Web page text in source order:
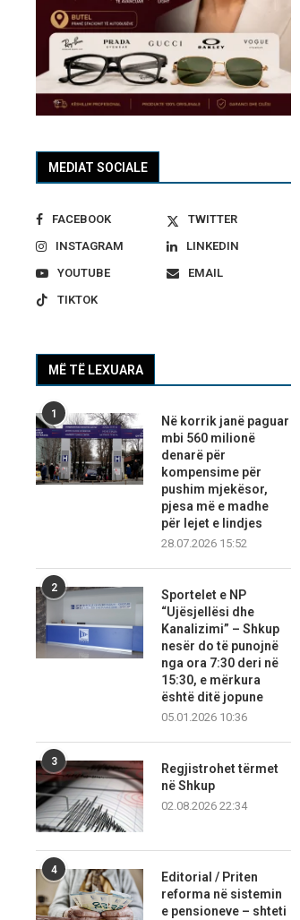
MEDIAT SOCIALE
FACEBOOK
TWITTER
INSTAGRAM
LINKEDIN
YOUTUBE
EMAIL
TIKTOK
MË TË LEXUARA
1
Në korrik janë paguar
mbi 560 milionë
denarë për
kompensime për
pushim mjekësor,
pjesa më e madhe
për lejet e lindjes
28.07.2026 15:52
2
Sportelet e NP
“Ujësjellësi dhe
Kanalizimi” – Shkup
nesër do të punojnë
nga ora 7:30 deri në
15:30, e mërkura
është ditë jopune
05.01.2026 10:36
3
Regjistrohet tërmet
në Shkup
02.08.2026 22:34
4
Editorial / Priten
reforma në sistemin
e pensioneve – shteti